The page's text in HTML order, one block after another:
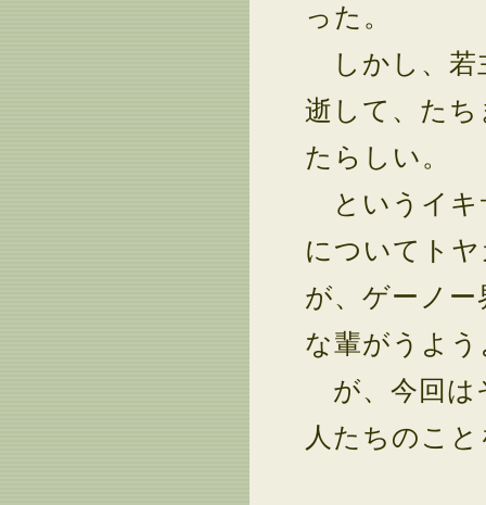
った。
しかし、若
逝して、た
たらしい。
というイキ
についてト
が、ゲーノ
な輩がうよ
が、今回は
人たちのこ